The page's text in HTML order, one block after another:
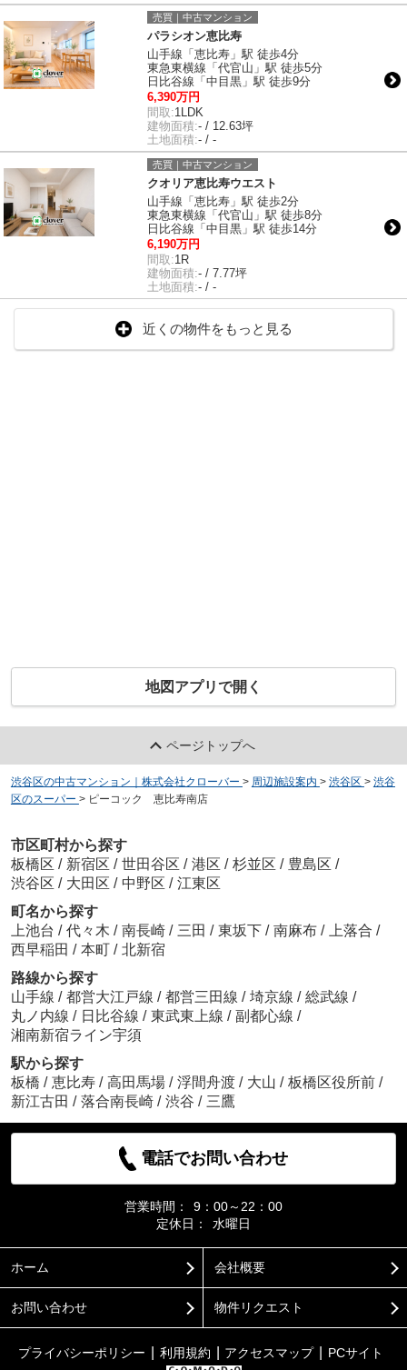
売買｜中古マンション
パラシオン恵比寿
山手線「恵比寿」駅 徒歩4分
東急東横線「代官山」駅 徒歩5分
日比谷線「中目黒」駅 徒歩9分
6,390万円
間取:1LDK
建物面積:- / 12.63坪
土地面積:- / -
売買｜中古マンション
クオリア恵比寿ウエスト
山手線「恵比寿」駅 徒歩2分
東急東横線「代官山」駅 徒歩8分
日比谷線「中目黒」駅 徒歩14分
6,190万円
間取:1R
建物面積:- / 7.77坪
土地面積:- / -
近くの物件をもっと見る
地図アプリで開く
ページトップへ
渋谷区の中古マンション｜株式会社クローバー > 周辺施設案内 > 渋谷区 > 渋谷
区のスーパー > ピーコック 恵比寿南店
市区町村から探す
板橋区 / 新宿区 / 世田谷区 / 港区 / 杉並区 / 豊島区 /
渋谷区 / 大田区 / 中野区 / 江東区
町名から探す
上池台 / 代々木 / 南長崎 / 三田 / 東坂下 / 南麻布 / 上落合 /
西早稲田 / 本町 / 北新宿
路線から探す
山手線 / 都営大江戸線 / 都営三田線 / 埼京線 / 総武線 /
丸ノ内線 / 日比谷線 / 東武東上線 / 副都心線 /
湘南新宿ライン宇須
駅から探す
板橋 / 恵比寿 / 高田馬場 / 浮間舟渡 / 大山 / 板橋区役所前 /
新江古田 / 落合南長崎 / 渋谷 / 三鷹
電話でお問い合わせ
営業時間：
9：00～22：00
定休日：
水曜日
ホーム 会社概要
お問い合わせ 物件リクエスト
プライバシーポリシー 利用規約 アクセスマップ PCサイト